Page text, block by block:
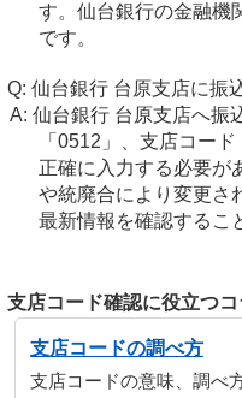
す。仙台銀行の金融機
です。
仙台銀行 台原支店に振
仙台銀行 台原支店へ振
「0512」、支店コー
正確に入力する必要が
や統廃合により変更さ
最新情報を確認するこ
支店コード確認に役立つコ
支店コードの調べ方
支店コードの意味、調べ